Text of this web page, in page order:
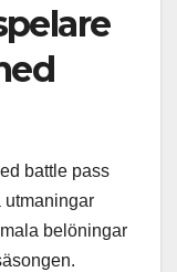
battle pass
utmaningar
belöningar